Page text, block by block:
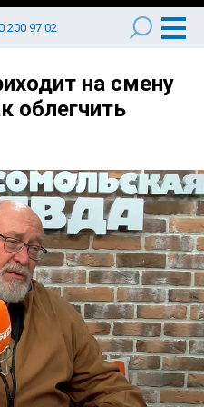
200 97 02
на смену
облегчить